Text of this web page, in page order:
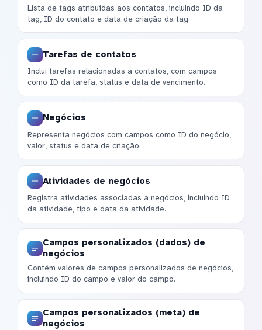
Lista de tags atribuídas aos contatos, incluindo ID da
tag, ID do contato e data de criação da tag.
Tarefas de contatos
Inclui tarefas relacionadas a contatos, com campos
como ID da tarefa, status e data de vencimento.
Negócios
Representa negócios com campos como ID do negócio,
valor, status e data de criação.
Atividades de negócios
Registra atividades associadas a negócios, incluindo ID
da atividade, tipo e data da atividade.
Campos personalizados (dados) de
negócios
Contém valores de campos personalizados de negócios,
incluindo ID do campo e valor do campo.
Campos personalizados (meta) de
negócios